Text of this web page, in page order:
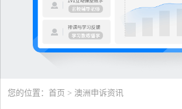
您的位置：首页 > 澳洲申诉资讯